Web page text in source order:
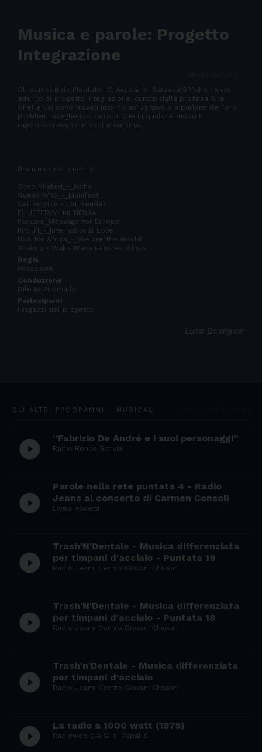
Musica e parole: Progetto
Integrazione
Gli studenti dell'Istituto "C. Arzelà" di Sarzana(SP,)che hanno
aderito al progetto Integrazione, curato dalla prof.ssa Sira
Gheller, si sono trovati intorno ad un tavolo a parlare dei loro
problemi scegliendo canzoni che in qualche modo li
rappresentavano in quel momento.
Brani musicali inseriti:
Cheb Khaled_-_Aicha
Guess Who_-_Manifest
Celine Dion - I Surrender
EL JEFFREY- MI TIERRA
Parazitii_Message for Europe
Pitbull_-_International Love
USA for Africa_-_We are the World
Shakira - Waka Waka Esto_es_Africa
Regia
redazione
Conduzione
Diletta Piromallo
Partecipanti
I ragazzi del progetto
Luca Bordigoni
GLI ALTRI PROGRAMMI - MUSICALI
play_circle_filled “Fabrizio De André e i suoi personaggi”
Radio Ronco Scrivia
play_circle_filled
Parole nella rete puntata 4 - Radio
Jeans al concerto di Carmen Consoli
Liceo Rosetti
play_circle_filled
Trash'N'Dentale - Musica differenziata
per timpani d'acciaio - Puntata 19
Radio Jeans Centro Giovani Chiavari
play_circle_filled
Trash'N'Dentale - Musica differenziata
per timpani d'acciaio - Puntata 18
Radio Jeans Centro Giovani Chiavari
play_circle_filled
Trash'n'Dentale - Musica differenziata
per timpani d'acciaio
Radio Jeans Centro Giovani Chiavari
play_circle_filled La radio a 1000 watt (1975)
Radioweb C.A.G. di Rapallo